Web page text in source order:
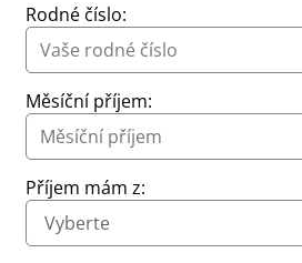
Rodné číslo:
Měsíční příjem:
Příjem mám z: